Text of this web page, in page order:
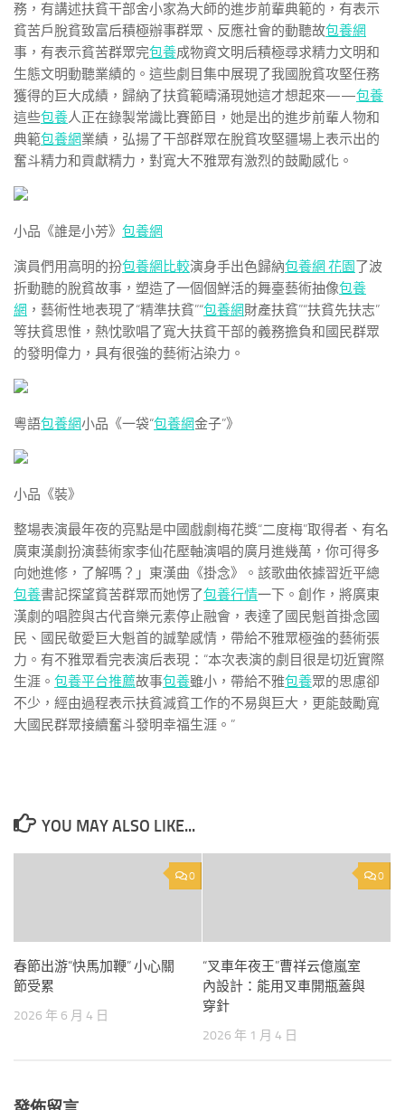
務，有講述扶貧干部舍小家為大師的進步前輩典範的，有表示
貧苦戶脫貧致富后積極辦事群眾、反應社會的動聽故包養網
事，有表示貧苦群眾完包養成物資文明后積極尋求精力文明和
生態文明動聽業績的。這些劇目集中展現了我國脫貧攻堅任務
獲得的巨大成績，歸納了扶貧範疇涌現她這才想起來——包養
這些包養人正在錄製常識比賽節目，她是出的進步前輩人物和
典範包養網業績，弘揚了干部群眾在脫貧攻堅疆場上表示出的
奮斗精力和貢獻精力，對寬大不雅眾有激烈的鼓勵感化。
小品《誰是小芳》 包養網
演員們用高明的扮包養網比較演身手出色歸納包養網 花園了波
折動聽的脫貧故事，塑造了一個個鮮活的舞臺藝術抽像包養
網 ，藝術性地表現了“精準扶貧”“包養網財產扶貧”“扶貧先扶志”
等扶貧思惟，熱忱歌唱了寬大扶貧干部的義務擔負和國民群眾
的發明偉力，具有很強的藝術沾染力。
粵語包養網小品《一袋“包養網金子”》
小品《裝》
整場表演最年夜的亮點是中國戲劇梅花獎“二度梅”取得者、有名
廣東漢劇扮演藝術家李仙花壓軸演唱的廣月進幾萬，你可得多
向她進修，了解嗎？」東漢曲《掛念》。該歌曲依據習近平總
包養書記探望貧苦群眾而她愣了包養行情一下。創作，將廣東
漢劇的唱腔與古代音樂元素停止融會，表達了國民魁首掛念國
民、國民敬愛巨大魁首的誠摯感情，帶給不雅眾極強的藝術張
力。有不雅眾看完表演后表現：“本次表演的劇目很是切近實際
生涯。 包養平台推薦故事包養雖小，帶給不雅包養眾的思慮卻
不少，經由過程表示扶貧減貧工作的不易與巨大，更能鼓勵寬
大國民群眾接續奮斗發明幸福生涯。”
YOU MAY ALSO LIKE...
0
春節出游“快馬加鞭” 小心關
節受累
2026 年 6 月 4 日
0
“叉車年夜王”曹祥云億嵐室
內設計：能用叉車開瓶蓋與
穿針
2026 年 1 月 4 日